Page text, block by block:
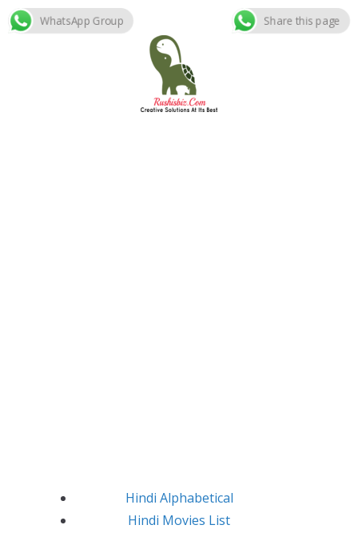
Skip
Hindi Alphabetical
Hindi Movies List
WhatsApp Group Share this page